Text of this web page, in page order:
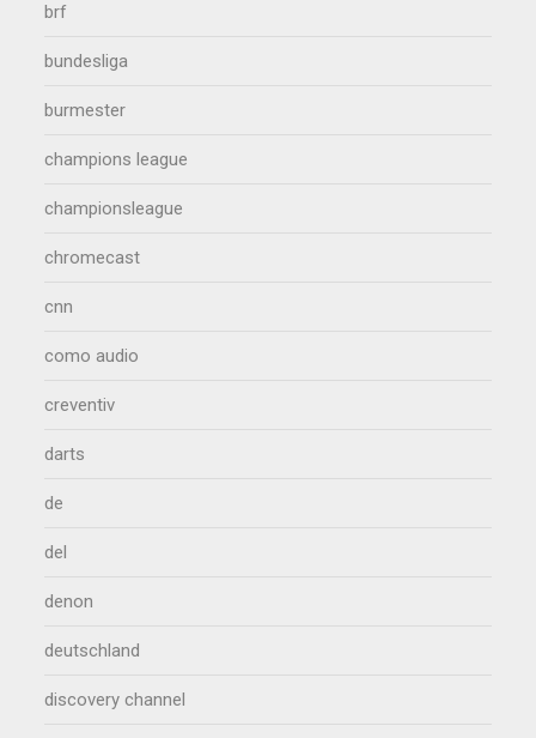
brf
bundesliga
burmester
champions league
championsleague
chromecast
cnn
como audio
creventiv
darts
de
del
denon
deutschland
discovery channel